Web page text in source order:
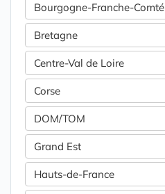
Bourgogne-Franche-Comté
Bretagne
Centre-Val de Loire
Corse
DOM/TOM
Grand Est
Hauts-de-France